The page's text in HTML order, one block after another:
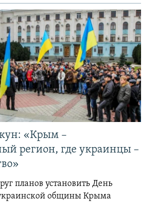
«Крым –
регион, где украинцы –
планов установить День
общины Крыма